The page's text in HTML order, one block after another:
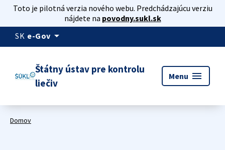
Toto je pilotná verzia nového webu. Predchádzajúcu verziu
nájdete na povodny.sukl.sk
SK e-Gov arrow_drop_down
Štátny ústav pre kontrolu
liečiv
Menu menu
Domov